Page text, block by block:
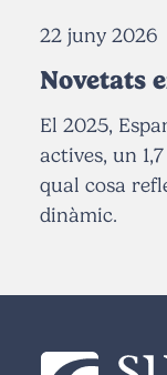
22 juny 2026
Novetats
El 2025,
actives, un
qual cosa
dinàmic.